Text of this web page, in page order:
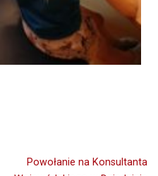
Powołanie na Konsultanta